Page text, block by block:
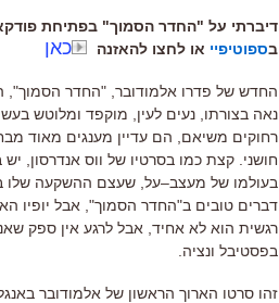
דיברתי על "החדר הסמוך" בפתיחת
בספוטיפיי או לחצו להאזנה כאן
החדש של פדרו אלמודובר , "החדר הסמוך",
נאה בצורתו נעים לעין מוקפד ומלוטש
רחוקים משיאם
הם עדיין מענגים מאוד
חושני קצת כמו בסרטיו של ווס אנדרסון יש
בעולמו של מעצב–על שעצם ההשקעה שלו
דברים טובים ב"החדר הסמוך", אבל יופיו
רגשית הוא לא אחיד אבל לרגע אין ספק
בפסטיבל ונציה
זהו סרטו הארוך הראשון של אלמודובר